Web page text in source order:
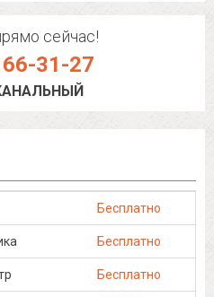
сейчас!
31-27
Бесплатно
Бесплатно
Бесплатно